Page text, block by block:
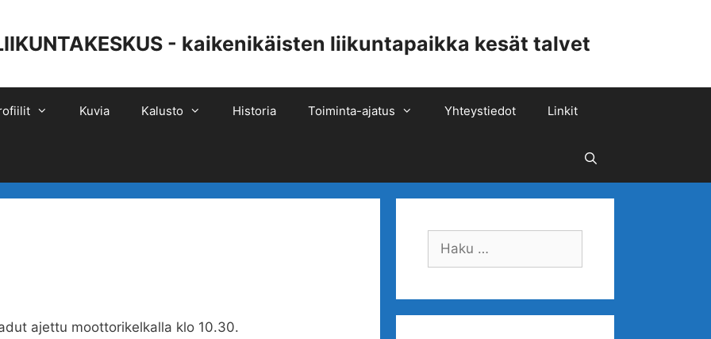
- kaikenikäisten liikuntapaikka kesät talvet
Kuvia Kalusto Historia Toiminta-ajatus Yhteystiedot Linkit
ajettu moottorikelkalla klo 10.30.
Haku: